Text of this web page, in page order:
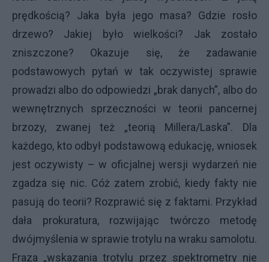
prędkością? Jaka była jego masa? Gdzie rosło
drzewo? Jakiej było wielkości? Jak zostało
zniszczone? Okazuje się, że zadawanie
podstawowych pytań w tak oczywistej sprawie
prowadzi albo do odpowiedzi „brak danych”, albo do
wewnętrznych sprzeczności w teorii pancernej
brzozy, zwanej też „teorią Millera/Laska”. Dla
każdego, kto odbył podstawową edukację, wniosek
jest oczywisty – w oficjalnej wersji wydarzeń nie
zgadza się nic. Cóż zatem zrobić, kiedy fakty nie
pasują do teorii? Rozprawić się z faktami. Przykład
dała prokuratura, rozwijając twórczo metodę
dwójmyślenia w sprawie trotylu na wraku samolotu.
Fraza „wskazania trotylu przez spektrometry nie